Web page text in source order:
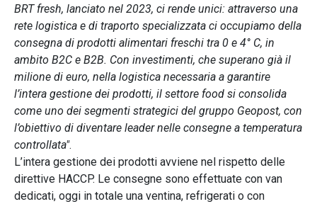
BRT fresh, lanciato nel 2023, ci rende unici: attraverso una
rete logistica e di traporto specializzata ci occupiamo della
consegna di prodotti alimentari freschi tra 0 e 4° C, in
ambito B2C e B2B. Con investimenti, che superano già il
milione di euro, nella logistica necessaria a garantire
l’intera gestione dei prodotti, il settore food si consolida
come uno dei segmenti strategici del gruppo Geopost, con
l’obiettivo di diventare leader nelle consegne a temperatura
controllata".
L’intera gestione dei prodotti avviene nel rispetto delle
direttive HACCP. Le consegne sono effettuate con van
dedicati, oggi in totale una ventina, refrigerati o con